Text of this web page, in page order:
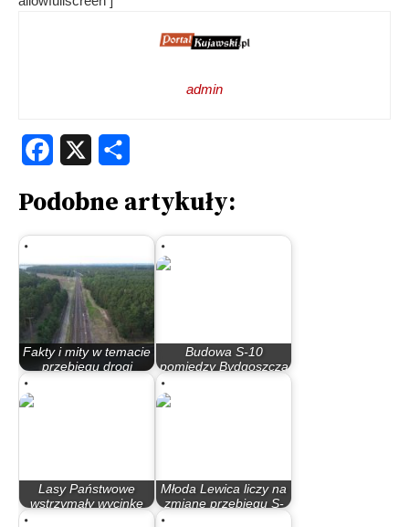
admin
Facebook
Podobne artykuły:
Fakty i mity w temacie
przebiegu drogi
Budowa S-10
pomiędzy Bydgoszczą
Lasy Państwowe
wstrzymały wycinkę
drzew pod budowę…
Młoda Lewica liczy na
zmianę przebiegu S-